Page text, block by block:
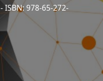
- ISBN: 978-65-272-